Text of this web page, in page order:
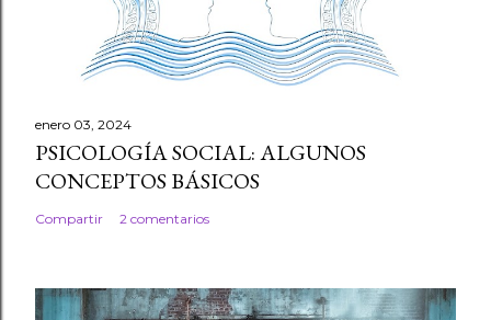
enero 03, 2024
PSICOLOGÍA SOCIAL: ALGUNOS
CONCEPTOS BÁSICOS
Compartir 2 comentarios